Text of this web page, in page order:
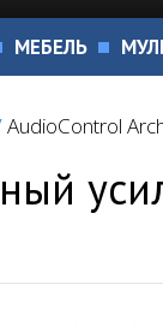
МЕБЕЛЬ
AudioControl